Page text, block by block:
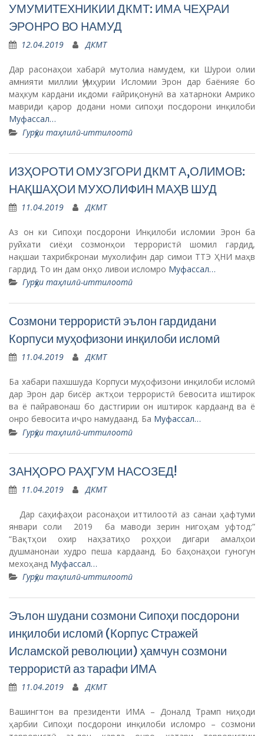
УМУМИТЕХНИКИИ ДКМТ: ИМА ЧЕҲРАИ
ЭРОНРО ВО НАМУД
12.04.2019 ДКМТ
Дар расонаҳои хабарӣ мутолиа намудем, ки Шурои олии
амнияти миллии Ҷумҳурии Исломии Эрон дар баёнияе бо
маҳкум кардани иқдоми ғайриқонунӣ ва хатарноки Амрико
мавриди қарор додани номи сипоҳи посдорони инқилоби
Муфассал…
Гурӯҳи таҳлилӣ-иттилоотӣ
ИЗҲОРОТИ ОМУЗГОРИ ДКМТ А,ОЛИМОВ:
НАҚШАҲОИ МУХОЛИФИН МАҲВ ШУД
11.04.2019 ДКМТ
Аз он ки Сипоҳи посдорони Инқилоби исломии Эрон ба
руйхати сиёҳи созмонҳои террористӣ шомил гардид,
нақшаи тахрибкронаи мухолифин дар симои ТТЭ ҲНИ маҳв
гардид. То ин дам онҳо ливои исломро Муфассал…
Гурӯҳи таҳлилӣ-иттилоотӣ
​Созмони террористӣ эълон гардидани
Корпуси муҳофизони инқилоби исломӣ
11.04.2019 ДКМТ
Ба хабари пахшшуда Корпуси муҳофизони инқилоби исломӣ
дар Эрон дар бисёр актҳои террористӣ бевосита иштирок
ва ё пайравонаш бо дастгирии он иштирок кардаанд ва ё
онро бевосита иҷро намудаанд. Ба Муфассал…
Гурӯҳи таҳлилӣ-иттилоотӣ
ЗАНҲОРО РАҲГУМ НАСОЗЕД!
11.04.2019 ДКМТ
Дар саҳифаҳои расонаҳои иттилоотӣ аз санаи ҳафтуми
январи соли 2019 ба маводи зерин нигоҳам уфтод:”
“Вақтҳои охир наҳзатиҳо роҳҳои дигари амалҳои
душманонаи худро пеша кардаанд. Бо баҳонаҳои гуногун
мехоҳанд Муфассал…
Гурӯҳи таҳлилӣ-иттилоотӣ
Эълон шудани созмони Сипоҳи посдорони
инқилоби исломӣ (Корпус Стражей
Исламской революции) ҳамчун созмони
террористӣ аз тарафи ИМА
11.04.2019 ДКМТ
Вашингтон ва президенти ИМА – Доналд Трамп ниҳоди
ҳарбии Сипоҳи посдорони инқилоби исломро – созмони